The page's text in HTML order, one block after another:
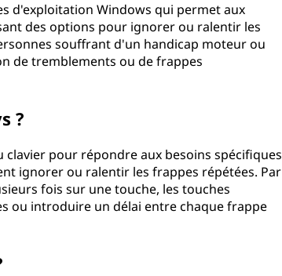
d'exploitation Windows qui permet aux
des options pour ignorer ou ralentir les
souffrant d'un handicap moteur ou
de tremblements ou de frappes
?
pour répondre aux besoins spécifiques
ignorer ou ralentir les frappes répétées. Par
fois sur une touche, les touches
ou introduire un délai entre chaque frappe